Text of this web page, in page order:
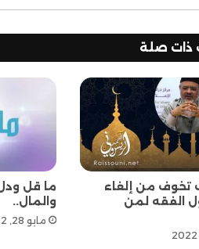
ذات صلة
تخوف من إلغاء
الفقه لمن
ما قل
والمال..
مايو 28, 2022